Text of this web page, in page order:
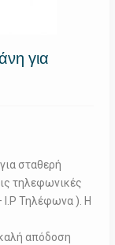
για
σταθερή
τηλεφωνικές
Ι.Ρ Τηλέφωνα ). Η
απόδοση